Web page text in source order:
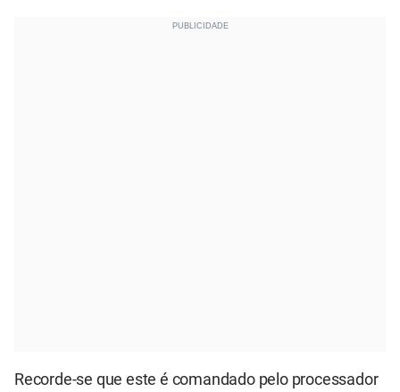
Recorde-se que este é comandado pelo processador